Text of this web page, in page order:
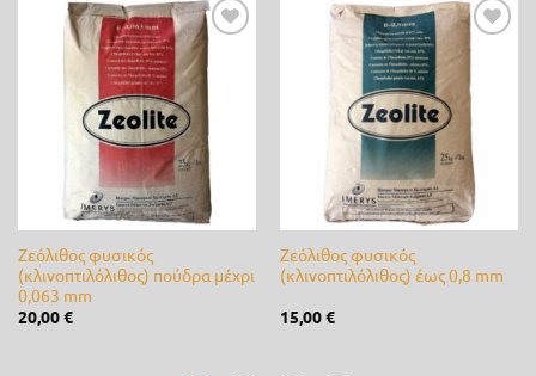
Stiga(0)
Stihl(0)
Valagro(2)
Varta(0)
Velda(0)
Vioryl(7)
vitase
Προσθήκη
στη λίστα
επιθυμίας
Ζεόλιθος φυσικός
(κλινοπτιλόλιθος) πούδρα μέχρι
0,063 mm
20,00€
Προσθήκη
στη λίστα
επιθυμίας
Ζεόλιθος φυσικός
(κλινοπτιλόλιθος) έως 0,8 mm
15,00€